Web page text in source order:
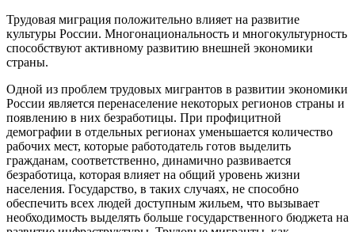
Трудовая миграция положительно влияет на развитие
культуры России. Многонациональность и многокультурность
способствуют активному развитию внешней экономики
страны.
Одной из проблем трудовых мигрантов в развитии экономики
России является перенаселение некоторых регионов страны и
появлению в них безработицы. При профицитной
демографии в отдельных регионах уменьшается количество
рабочих мест, которые работодатель готов выделить
гражданам, соответственно, динамично развивается
безработица, которая влияет на общий уровень жизни
населения. Государство, в таких случаях, не способно
обеспечить всех людей доступным жильем, что вызывает
необходимость выделять больше государственного бюджета на